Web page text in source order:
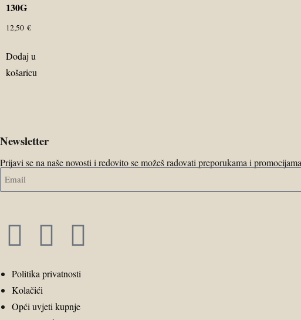
130G
12,50 €
Dodaj u
košaricu
Newsletter
Prijavi se na naše novosti i redovito se možeš radovati preporukama i
Politika privatnosti
Kolačići
Opći uvjeti kupnje